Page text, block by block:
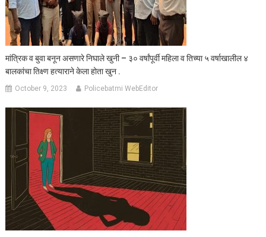
मांत्रिक व बुवा बनून असणारे निघाले खुनी – ३० वर्षांपूर्वी महिला व तिच्या ५ वर्षाखालील ४
बालकांचा तिक्ष्ण हत्याराने केला होता खुन .
October 9, 2023 Policebatmi WebEditor